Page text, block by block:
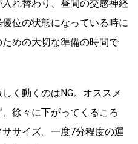
れ替わり、昼間の交感神経
位の状態になっている時に
めの大切な準備の時間で
く動くのはNG。オススメ
徐々に下がってくるころ
サイズ。一度7分程度の運